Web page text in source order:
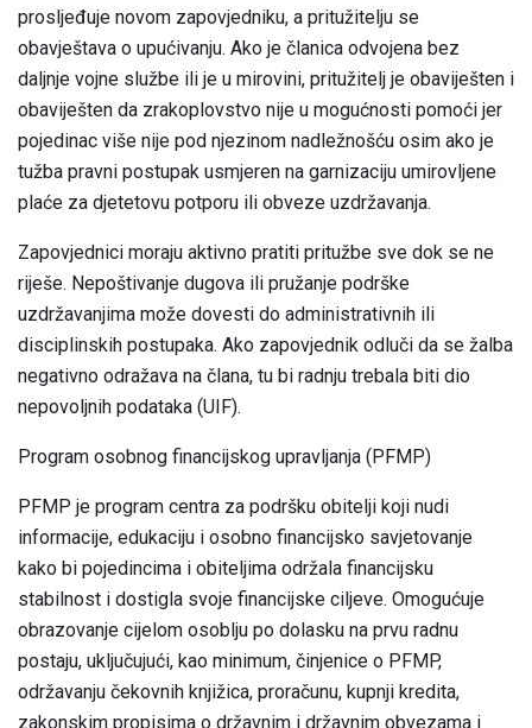
prosljeđuje novom zapovjedniku, a pritužitelju se
obavještava o upućivanju. Ako je članica odvojena bez
daljnje vojne službe ili je u mirovini, pritužitelj je obaviješten i
obaviješten da zrakoplovstvo nije u mogućnosti pomoći jer
pojedinac više nije pod njezinom nadležnošću osim ako je
tužba pravni postupak usmjeren na garnizaciju umirovljene
plaće za djetetovu potporu ili obveze uzdržavanja.
Zapovjednici moraju aktivno pratiti pritužbe sve dok se ne
riješe. Nepoštivanje dugova ili pružanje podrške
uzdržavanjima može dovesti do administrativnih ili
disciplinskih postupaka. Ako zapovjednik odluči da se žalba
negativno odražava na člana, tu bi radnju trebala biti dio
nepovoljnih podataka (UIF).
Program osobnog financijskog upravljanja (PFMP)
PFMP je program centra za podršku obitelji koji nudi
informacije, edukaciju i osobno financijsko savjetovanje
kako bi pojedincima i obiteljima održala financijsku
stabilnost i dostigla svoje financijske ciljeve. Omogućuje
obrazovanje cijelom osoblju po dolasku na prvu radnu
postaju, uključujući, kao minimum, činjenice o PFMP,
održavanju čekovnih knjižica, proračunu, kupnji kredita,
zakonskim propisima o državnim i državnim obvezama i